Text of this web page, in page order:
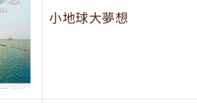
小地球大夢想